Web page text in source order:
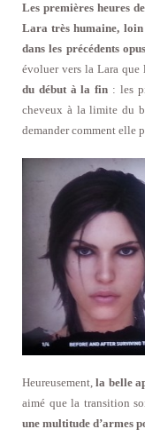
Les premières heures
Lara très humaine, loin
dans les précédents opus
évoluer vers la Lara que
du début à la fin : les
cheveux à la limite du
demander comment elle
Heureusement,la belle
aimé que la transition
une multitude d’armes